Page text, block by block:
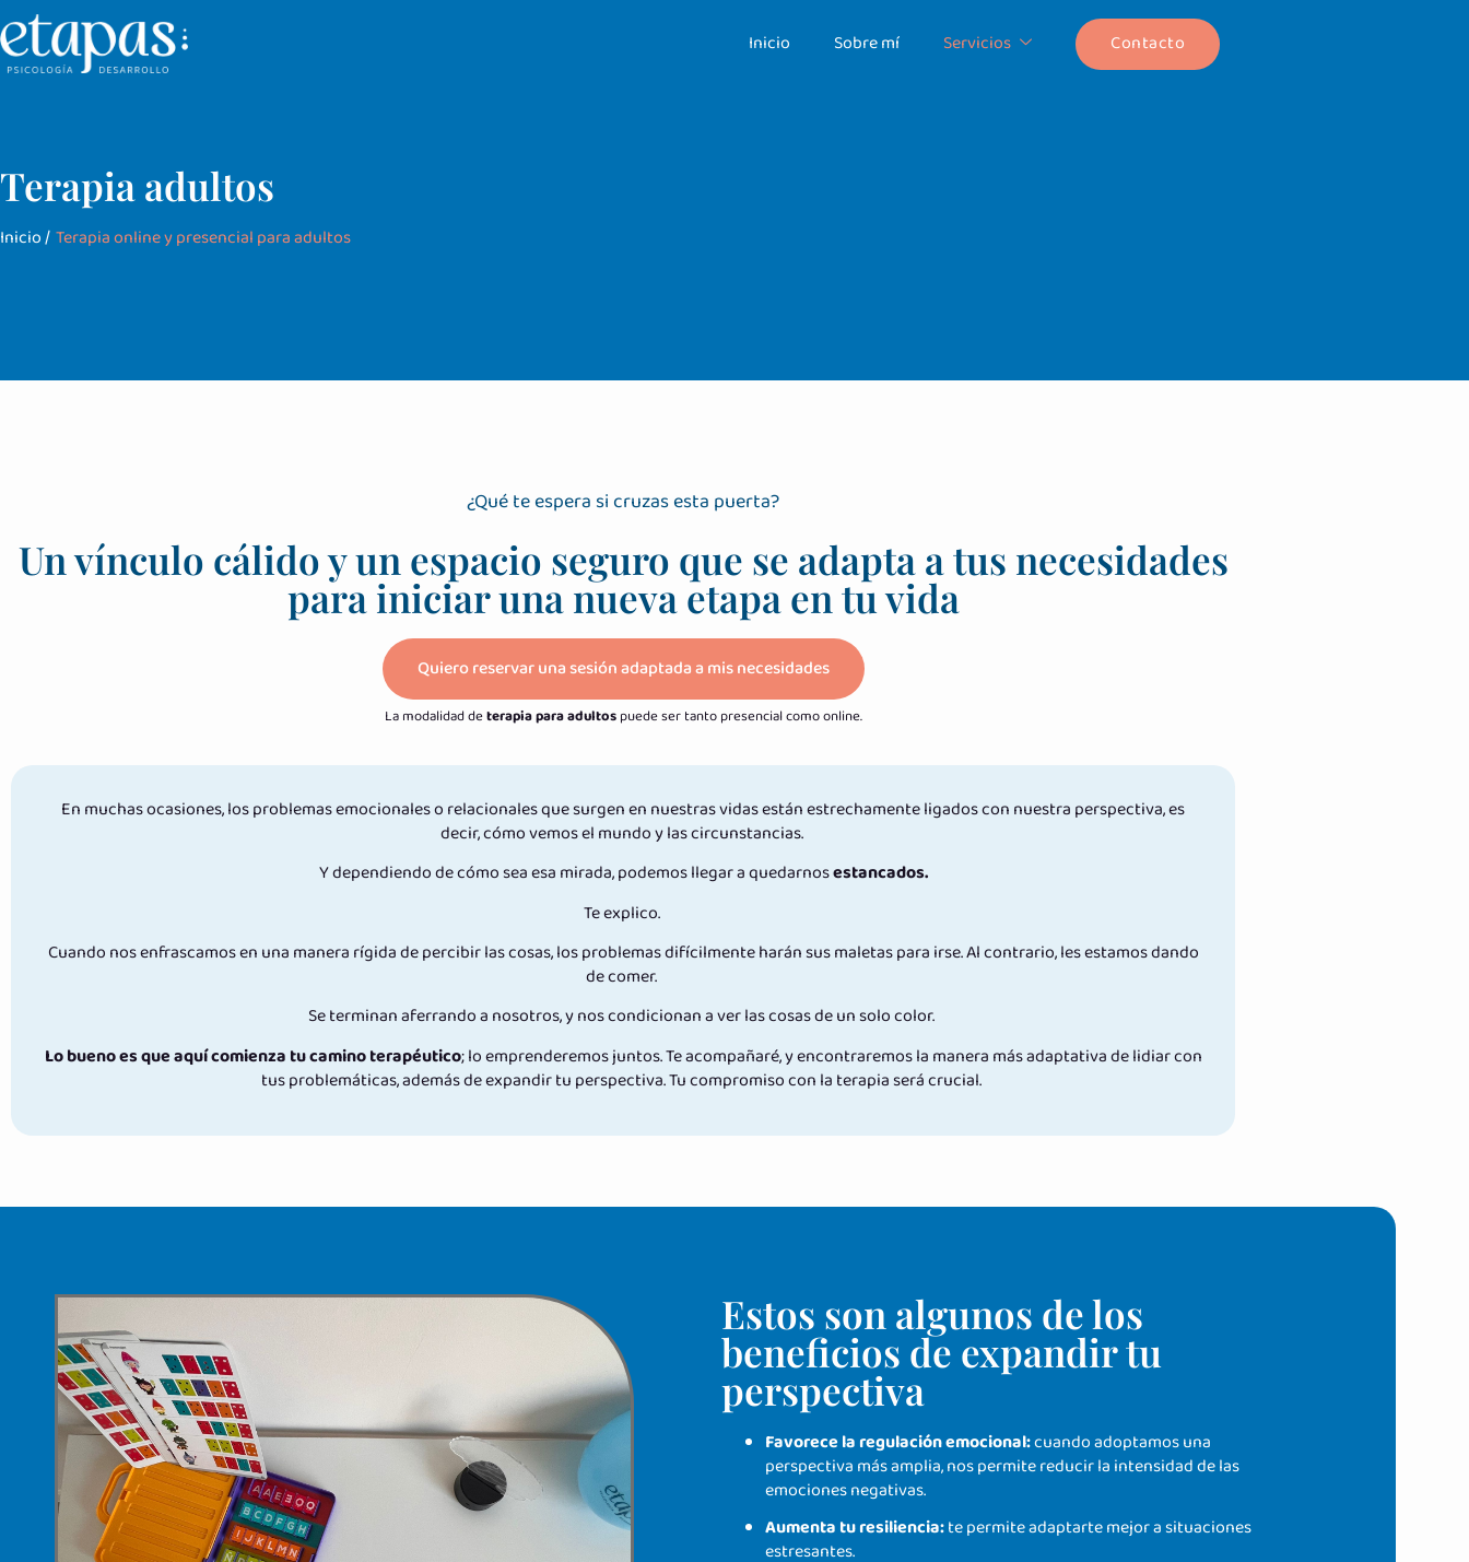
Inicio Sobre mí Servicios Contacto
Terapia adultos
Inicio / Terapia online y presencial para adultos
¿Qué te espera si cruzas esta puerta?
Un vínculo cálido y un espacio seguro que se adapta a tus necesidades
para iniciar una nueva etapa en tu vida
Quiero reservar una sesión adaptada a mis necesidades
La modalidad deterapia para adultospuede ser tanto presencial como online.
En muchas ocasiones, los problemas emocionales o relacionales que surgen en nuestras vidas están estrechamente ligados con nuestra perspectiva, es
decir, cómo vemos el mundo y las circunstancias.
Y dependiendo de cómo sea esa mirada, podemos llegar a quedarnosestancados.
Te explico.
Cuando nos enfrascamos en una manera rígida de percibir las cosas, los problemas difícilmente harán sus maletas para irse. Al contrario, les estamos dando
de comer.
Se terminan aferrando a nosotros, y nos condicionan a ver las cosas de un solo color.
Lo bueno es que aquí comienza tu camino terapéutico; lo emprenderemos juntos. Te acompañaré, y encontraremos la manera más adaptativa de lidiar con
tus problemáticas, además de expandir tu perspectiva. Tu compromiso con la terapia será crucial.
Estos son algunos de los
beneficios de expandir tu
perspectiva
Favorece la regulación emocional:cuando adoptamos una
perspectiva más amplia, nos permite reducir la intensidad de las
emociones negativas.
Aumenta tu resiliencia:te permite adaptarte mejor a situaciones
estresantes.